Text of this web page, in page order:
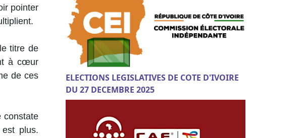
pointer
titre de
à cœur
de ces
constate
plus.
ELECTIONS LEGISLATIVES DE COTE D'IVOIRE
DU 27 DECEMBRE 2025